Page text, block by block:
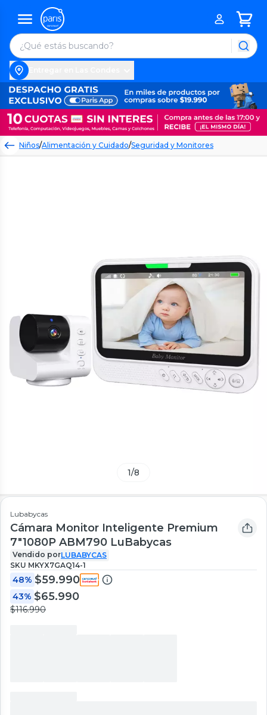
Niños/Alimentación y Cuidado/Seguridad y Monitores
1/8
Lubabycas
Cámara Monitor Inteligente Premium
7″1080P ABM790 LuBabycas
Vendido porLUBABYCAS
SKU MKYX7GAQ14-1
48% $59.990
43% $65.990
$116.990